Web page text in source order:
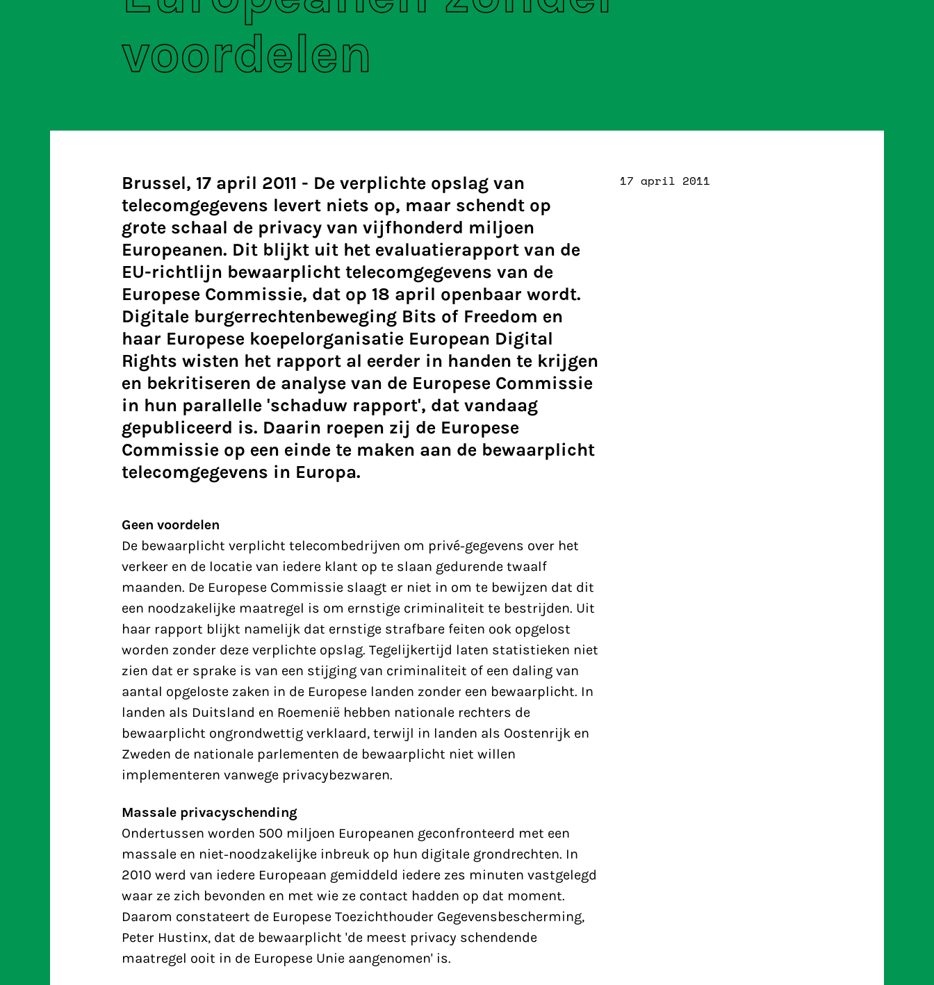
voordelen
Brussel, 17 april 2011 - De verplichte opslag van
telecomgegevens levert niets op, maar schendt op
grote schaal de privacy van vijfhonderd miljoen
Europeanen. Dit blijkt uit het evaluatierapport van de
EU-richtlijn bewaarplicht telecomgegevens van de
Europese Commissie, dat op 18 april openbaar wordt.
Digitale burgerrechtenbeweging Bits of Freedom en
haar Europese koepelorganisatie European Digital
Rights wisten het rapport al eerder in handen te krijgen
en bekritiseren de analyse van de Europese Commissie
in hun parallelle 'schaduw rapport', dat vandaag
gepubliceerd is. Daarin roepen zij de Europese
Commissie op een einde te maken aan de bewaarplicht
telecomgegevens in Europa.
17 april 2011
Geen voordelen
De bewaarplicht verplicht telecombedrijven om privé-gegevens over het
verkeer en de locatie van iedere klant op te slaan gedurende twaalf
maanden. De Europese Commissie slaagt er niet in om te bewijzen dat dit
een noodzakelijke maatregel is om ernstige criminaliteit te bestrijden. Uit
haar rapport blijkt namelijk dat ernstige strafbare feiten ook opgelost
worden zonder deze verplichte opslag. Tegelijkertijd laten statistieken niet
zien dat er sprake is van een stijging van criminaliteit of een daling van
aantal opgeloste zaken in de Europese landen zonder een bewaarplicht. In
landen als Duitsland en Roemenië hebben nationale rechters de
bewaarplicht ongrondwettig verklaard, terwijl in landen als Oostenrijk en
Zweden de nationale parlementen de bewaarplicht niet willen
implementeren vanwege privacybezwaren.
Massale privacyschending
Ondertussen worden 500 miljoen Europeanen geconfronteerd met een
massale en niet-noodzakelijke inbreuk op hun digitale grondrechten. In
2010 werd van iedere Europeaan gemiddeld iedere zes minuten vastgelegd
waar ze zich bevonden en met wie ze contact hadden op dat moment.
Daarom constateert de Europese Toezichthouder Gegevensbescherming,
Peter Hustinx, dat de bewaarplicht 'de meest privacy schendende
maatregel ooit in de Europese Unie aangenomen' is.